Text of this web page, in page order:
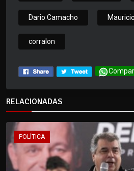
Dario Camacho
corralon
RELACIONADAS
POLÍTICA